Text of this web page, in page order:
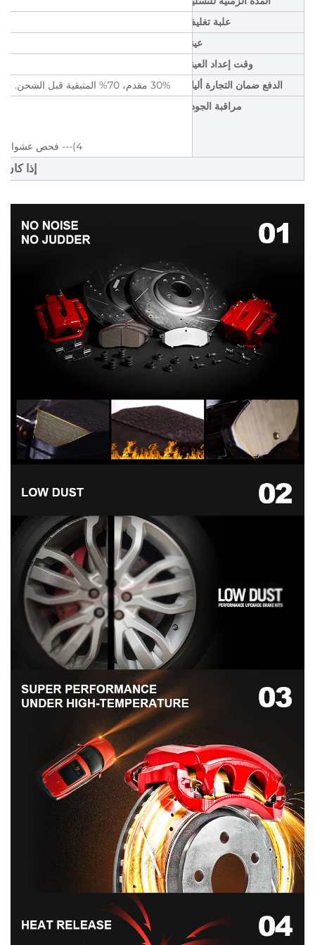
علبة تغليف
عينة
وقت إعداد العينة
الدفع ضمان التجارة أليابا
30% مقدم، 70% المتبقية قبل الشحن. (سيتم تقديم صور المنتجات وصور التغليف قبل دفعك للمبلغ المتبقي.)
مراقبة الجودة
4)--- فحص عشوائي من المهندس 5)--- فحص التغليف 6)--- إعادة الفحص قبل الشحن
إذا